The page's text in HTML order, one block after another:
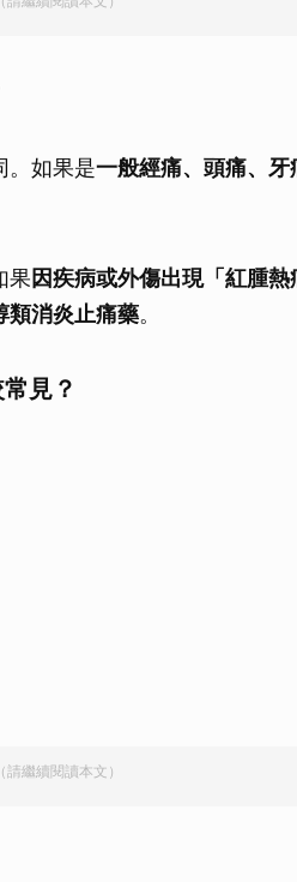
。如果是一般經痛、頭痛、
果因疾病或外傷出現「紅腫
類消炎止痛藥。
見？
請繼續閱讀本文）